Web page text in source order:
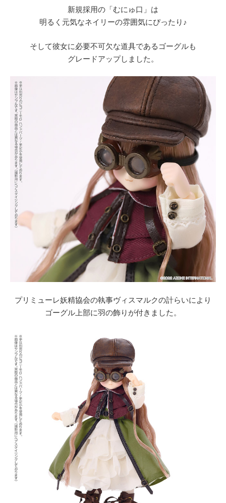
新規採用の「むにゅ口」は
明るく元気なネイリーの雰囲気にぴったり♪
そして彼女に必要不可欠な道具であるゴーグルも
グレードアップしました。
プリミューレ妖精協会の執事ヴィスマルクの計らいにより
ゴーグル上部に羽の飾りが付きました。